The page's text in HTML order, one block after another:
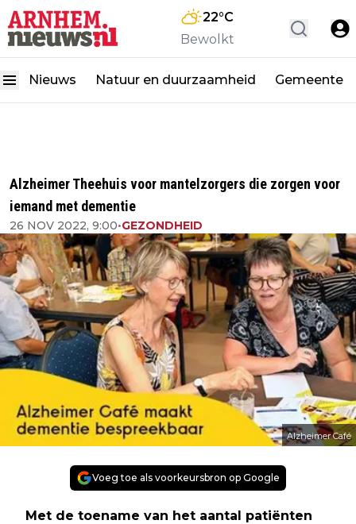
22°C
Bewolkt
Nieuws Natuur en duurzaamheid Gemeente
Alzheimer Theehuis voor mantelzorgers die zorgen voor
iemand met dementie
26 NOV 2022, 9:00•GEZONDHEID
Alzheimer Café
Voeg toe als voorkeursbron op Google
Met de toename van het aantal patiënten